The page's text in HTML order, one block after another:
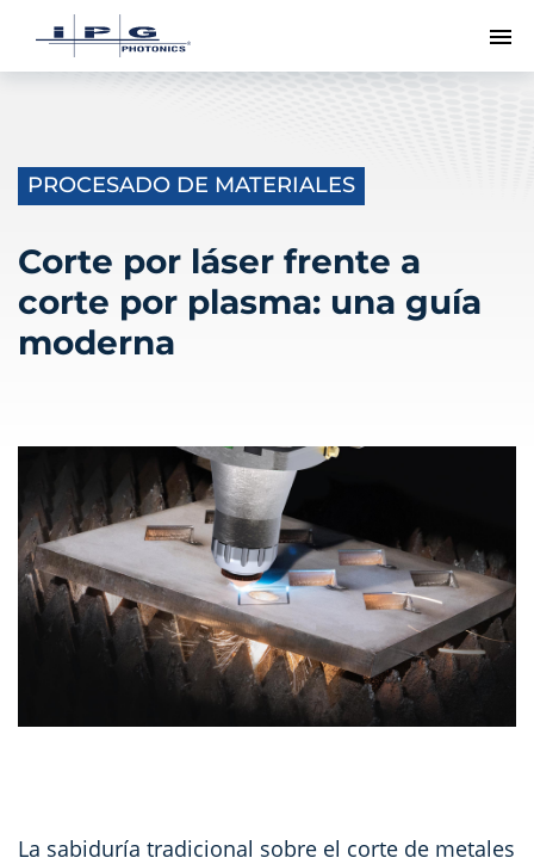
PROCESADO DE MATERIALES
Corte por láser frente a
corte por plasma: una guía
moderna
La sabiduría tradicional sobre el corte de metales